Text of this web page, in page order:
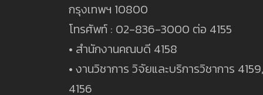
กรุงเทพฯ 10800
โทรศัพท์ : 02-836-3000 ต่อ 4155
• สำนักงานคณบดี 4158
• งานวิชาการ วิจัยและบริการวิชาการ 4159,
4156